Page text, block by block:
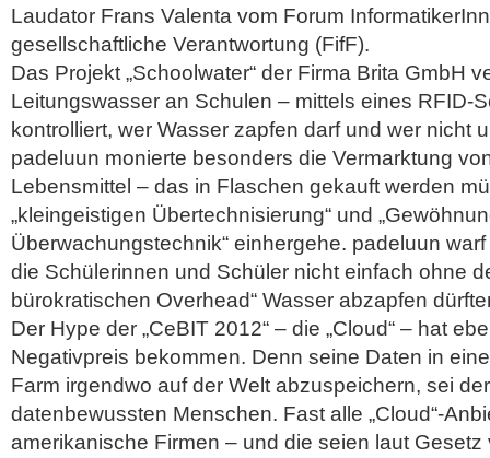
Laudator Frans Valenta vom Forum
gesellschaftliche Verantwortung (FifF).
Das Projekt „Schoolwater“ der Firma Brita GmbH
Leitungswasser an Schulen – mittels eines RFID-
kontrolliert, wer Wasser zapfen darf und wer nicht
padeluun monierte besonders die Vermarktung
Lebensmittel – das in Flaschen gekauft werden
„kleingeistigen Übertechnisierung“ und
Überwachungstechnik“ einhergehe. padeluun
die Schülerinnen und Schüler nicht einfach ohne
bürokratischen Overhead“ Wasser abzapfen
Der Hype der „CeBIT 2012“ – die „Cloud“ – hat
Negativpreis bekommen. Denn seine Daten in
Farm irgendwo auf der Welt abzuspeichern, sei
datenbewussten Menschen. Fast alle „Cloud“-
amerikanische Firmen – und die seien laut Gesetz